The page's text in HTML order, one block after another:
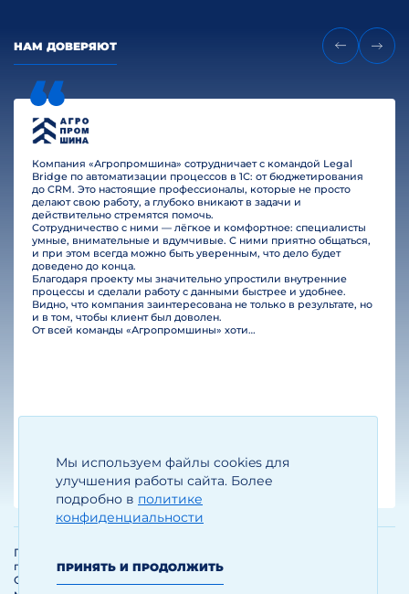
Мы используем файлы cookies для
улучшения работы сайта. Более
подробно в политике
конфиденциальности
ПРИНЯТЬ И ПРОДОЛЖИТЬ
НАМ ДОВЕРЯЮТ
Компания «Агропромшина» сотрудничает с командой Legal
Bridge по автоматизации процессов в 1С: от бюджетирования
до CRM. Это настоящие профессионалы, которые не просто
делают свою работу, а глубоко вникают в задачи и
действительно стремятся помочь.
Сотрудничество с ними — лёгкое и комфортное: специалисты
умные, внимательные и вдумчивые. С ними приятно общаться,
и при этом всегда можно быть уверенным, что дело будет
доведено до конца.
Благодаря проекту мы значительно упростили внутренние
процессы и сделали работу с данными быстрее и удобнее.
Видно, что компания заинтересована не только в результате, но
и в том, чтобы клиент был доволен.
От всей команды «Агропромшины» хотим поблагодарить специалистов Legal Bridge за отличную работу и человеческое отношение.…
Егизарян И.А.
Генеральный директор
Политика обработки и защиты
персональных данных
Соглашение об использовании